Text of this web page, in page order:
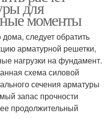
для
моменты
следует обратить
арматурной решетки,
нагрузки на фундамент.
схема силовой
сечения арматуры
запас прочности
продолжительный